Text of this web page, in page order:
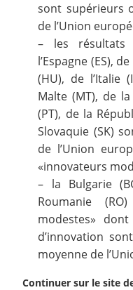
sont supérieurs
de l’Union
– les
l’Espagne (ES),
(HU), de l’Italie
Malte (MT), de
(PT), de la
Slovaquie (SK)
de l’Union
«innovateurs
– la Bulgarie
Roumanie
modestes»
d’innovation
moyenne de
Continuer sur le site